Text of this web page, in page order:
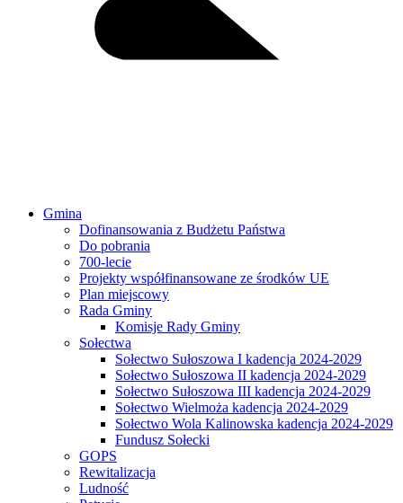
Gmina
Dofinansowania z Budżetu Państwa
Do pobrania
700-lecie
Projekty współfinansowane ze środków UE
Plan miejscowy
Rada Gminy
Komisje Rady Gminy
Sołectwa
Sołectwo Sułoszowa I kadencja 2024-2029
Sołectwo Sułoszowa II kadencja 2024-2029
Sołectwo Sułoszowa III kadencja 2024-2029
Sołectwo Wielmoża kadencja 2024-2029
Sołectwo Wola Kalinowska kadencja 2024-2029
Fundusz Sołecki
GOPS
Rewitalizacja
Ludność